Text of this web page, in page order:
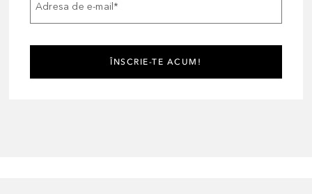
Adresa de e-mail*
ÎNSCRIE-TE ACUM!